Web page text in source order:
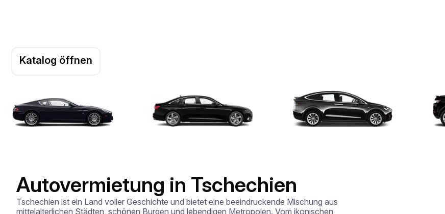
Katalog öffnen
Autovermietung in Tschechien
Tschechien ist ein Land voller Geschichte und bietet eine beeindruckende Mischung aus
mittelalterlichen Städten, schönen Burgen und lebendigen Metropolen. Vom ikonischen